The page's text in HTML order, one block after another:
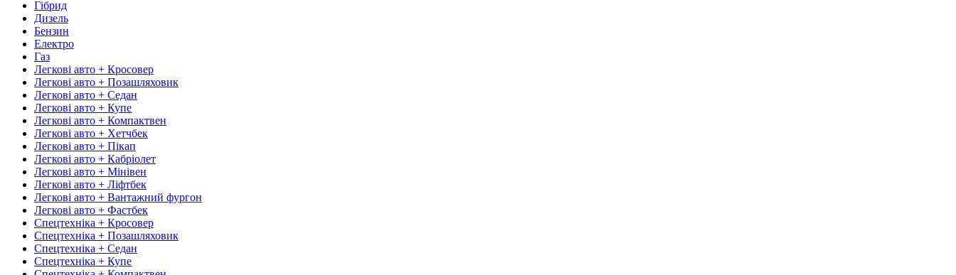
Гібрид
Дизель
Бензин
Електро
Газ
Легкові авто + Кросовер
Легкові авто + Позашляховик
Легкові авто + Седан
Легкові авто + Купе
Легкові авто + Компактвен
Легкові авто + Хетчбек
Легкові авто + Пікап
Легкові авто + Кабріолет
Легкові авто + Мінівен
Легкові авто + Ліфтбек
Легкові авто + Вантажний фургон
Легкові авто + Фастбек
Спецтехніка + Кросовер
Спецтехніка + Позашляховик
Спецтехніка + Седан
Спецтехніка + Купе